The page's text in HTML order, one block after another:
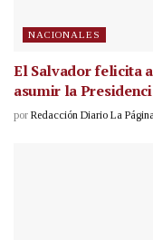
NACIONALES
El Salvador felicita
asumir la
por Redacción Diario La Página